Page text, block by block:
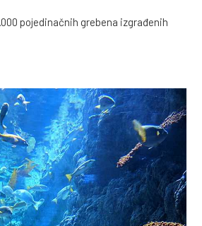
pojedinačnih grebena izgrađenih